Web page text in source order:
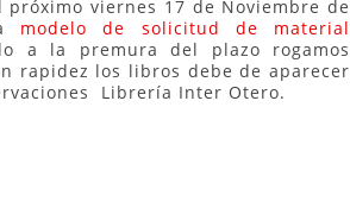
próximo viernes 17 de Noviembre de
modelo de solicitud de material
a la premura del plazo rogamos
rapidez los libros debe de aparecer
Librería Inter Otero.